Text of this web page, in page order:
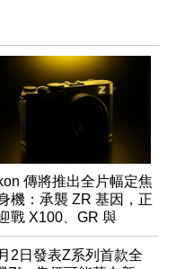
傳將推出全片幅定焦
機：承襲 ZR 基因，正
戰 X100、GR 與
系列
2日發表Z系列首款全